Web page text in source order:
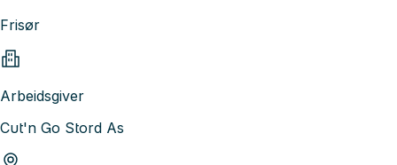
Frisør
Arbeidsgiver
Cut'n Go Stord As